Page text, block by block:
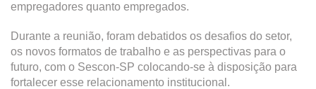
empregadores quanto empregados.
Durante a reunião, foram debatidos os desafios do setor,
os novos formatos de trabalho e as perspectivas para o
futuro, com o Sescon-SP colocando-se à disposição para
fortalecer esse relacionamento institucional.